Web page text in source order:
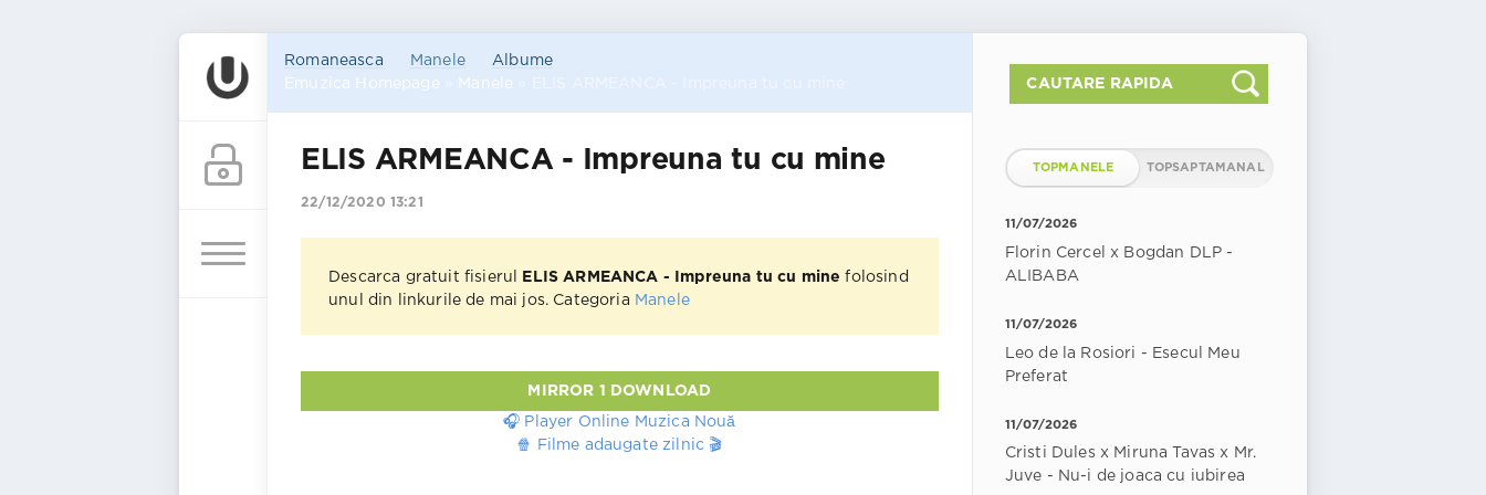
Romaneasca Manele
Albume
Emuzica Homepage
Manele
ELIS ARMEANCA - Impreuna tu cu mine
22/12/2020 13:21
Descarca gratuit fisierul ELIS ARMEANCA - Impreuna tu cu mine folosind
unul din linkurile de mai jos. Categoria Manele
MIRROR 1 DOWNLOAD
🎧 Player Online Muzica Nouă
🍿 Filme adaugate zilnic 🎬
TOPMANELE TOPSAPTAMANAL
11/07/2026
Florin Cercel x Bogdan DLP -
ALIBABA
11/07/2026
Leo de la Rosiori - Esecul Meu
Preferat
11/07/2026
Cristi Dules x Miruna Tavas x Mr.
Juve - Nu-i de joaca cu iubirea